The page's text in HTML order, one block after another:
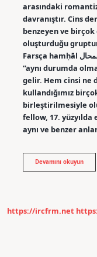
arasındaki
davranıştır. Cins
benzeyen ve
oluşturduğu
Farsça hamḥāl همحال kelimesinden gelen bir alıntıdır ve
“aynı durumda
gelir. Hem cinsi ne
kullandığımız
birleştirilmesiyle
fellow, 17.
aynı ve benzer
Devamını okuyunHem
Hem
https://ircfrm.net